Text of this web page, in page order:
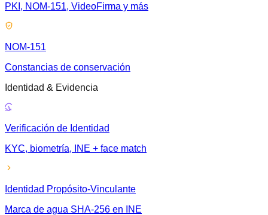
PKI, NOM-151, VideoFirma y más
NOM-151
Constancias de conservación
Identidad & Evidencia
Verificación de Identidad
KYC, biometría, INE + face match
Identidad Propósito-Vinculante
Marca de agua SHA-256 en INE